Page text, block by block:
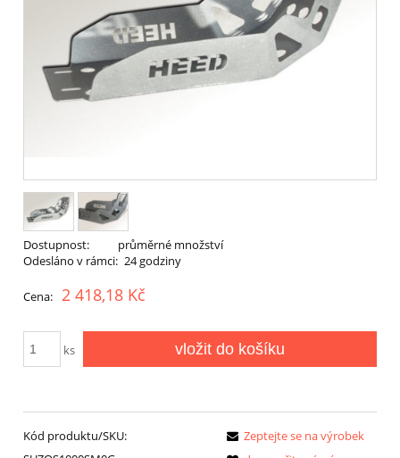
Dostupnost:
průměrné množství
Odesláno v rámci: 24 godziny
Cena: 2 418,18 Kč
ks vložit do košíku
Kód produktu/SKU:
Zeptejte se na výrobek